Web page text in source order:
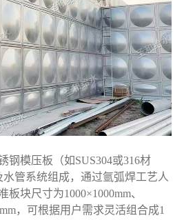
钢模压板（如SUS304或316材
水管系统组成，通过氩弧焊工艺人
块尺寸为1000×1000mm、
，可根据用户需求灵活组合成1